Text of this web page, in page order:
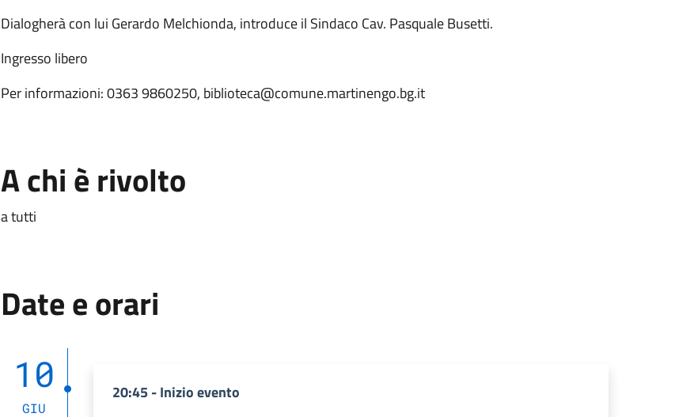
Dialogherà con lui Gerardo Melchionda, introduce il Sindaco Cav. Pasquale Busetti.
Ingresso libero
Per informazioni: 0363 9860250, biblioteca@comune.martinengo.bg.it
A chi è rivolto
a tutti
Date e orari
10
GIU
20:45 - Inizio evento